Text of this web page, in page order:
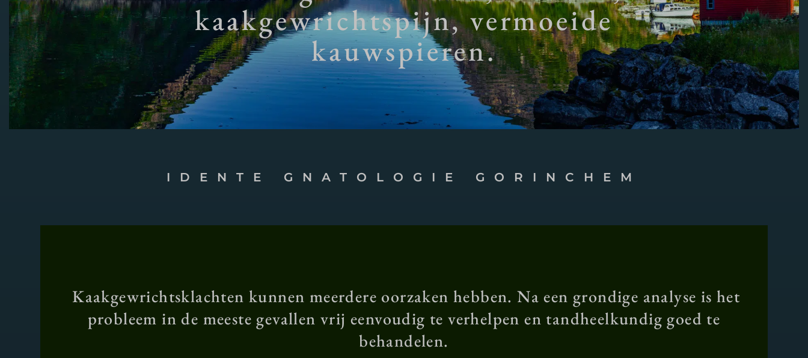
kaakgewrichtspijn, vermoeide
kauwspieren.
IDENTE GNATOLOGIE GORINCHEM
Kaakgewrichtsklachten kunnen meerdere oorzaken hebben. Na een grondige analyse is het
probleem in de meeste gevallen vrij eenvoudig te verhelpen en tandheelkundig goed te
behandelen.